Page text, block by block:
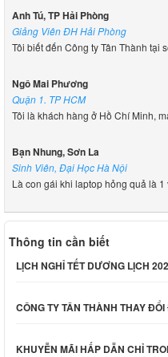
Anh Tú, TP Hải Phòng
Giảng Viên ĐH Hải Phòng
Tôi biết đến Công ty Tân Thành tại
Ngô Mai Phương
Quận 1. TP HCM
Tôi là khách hàng ở Hồ Chí Minh,
Bạn Nhung, Sơn La
Sinh Viên, Đại Học Hà Nội
Là con gái khi laptop hỏng quả là 1
Thông tin cần biết
LỊCH NGHỈ TẾT DƯƠNG LỊCH
CÔNG TY TÂN THÀNH THAY
KHUYỄN MÃI HẤP DẪN CHỈ